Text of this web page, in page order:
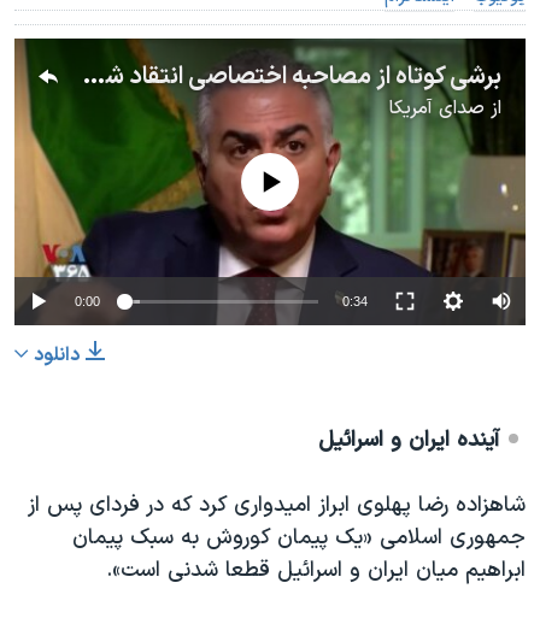
برشی کوتاه از مصاحبه اختصاصی انتقاد شاهزاده رضا پهلوی از احیای برجام و امتیاز دادن به رژیم
از صدای آمریکا
No media source currently available
0:00 0:34
دانلود
آینده ایران و اسرائیل
شاهزاده رضا پهلوی ابراز امیدواری کرد که در فردای پس از
جمهوری اسلامی «یک پیمان کوروش به سبک پیمان
ابراهیم میان ایران و اسرائیل قطعا شدنی است».